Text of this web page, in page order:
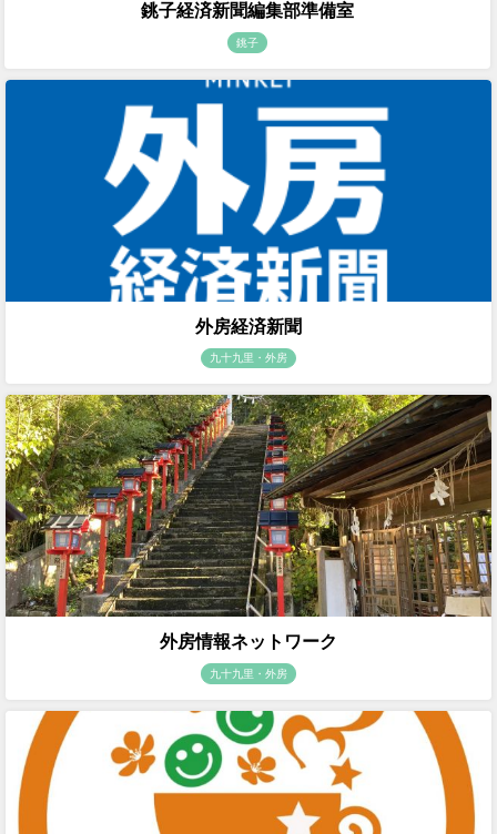
銚子経済新聞編集部準備室
銚子
外房経済新聞
九十九里・外房
外房情報ネットワーク
九十九里・外房